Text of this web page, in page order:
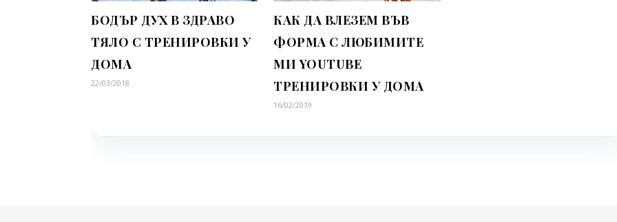
БОДЪР ДУХ В ЗДРАВО
ТЯЛО С ТРЕНИРОВКИ У
ДОМА
22/03/2018
КАК ДА ВЛЕЗЕМ ВЪВ
ФОРМА С ЛЮБИМИТЕ
МИ YOUTUBE
ТРЕНИРОВКИ У ДОМА
16/02/2019